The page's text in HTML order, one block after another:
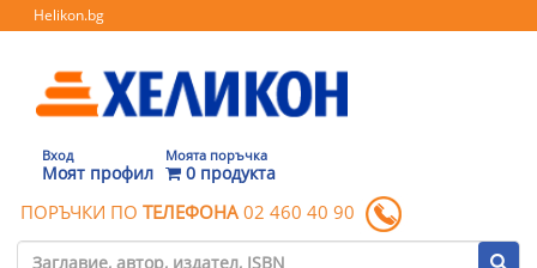
Helikon.bg
Вход
Моят профил
Моята поръчка
0 продукта
ПОРЪЧКИ ПО ТЕЛЕФОНА 02 460 40 90